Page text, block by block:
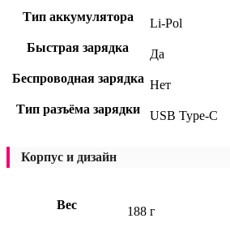
Тип аккумулятора
Li-Pol
Быстрая зарядка
Да
Беспроводная зарядка Нет
Тип разъёма зарядки
USB Type-C
Корпус и дизайн
Вес
188 г